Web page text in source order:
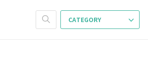
CATEGORY